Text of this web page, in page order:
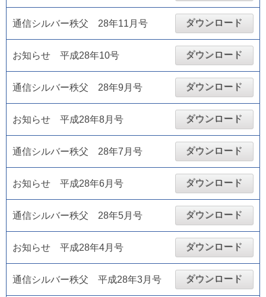
通信シルバー秩父 28年11月号 ダウンロード
お知らせ 平成28年10号 ダウンロード
通信シルバー秩父 28年9月号 ダウンロード
お知らせ 平成28年8月号 ダウンロード
通信シルバー秩父 28年7月号 ダウンロード
お知らせ 平成28年6月号 ダウンロード
通信シルバー秩父 28年5月号 ダウンロード
お知らせ 平成28年4月号 ダウンロード
通信シルバー秩父 平成28年3月号 ダウンロード